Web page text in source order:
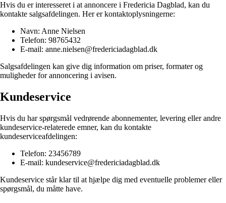
Hvis du er interesseret i at annoncere i Fredericia Dagblad, kan du
kontakte salgsafdelingen. Her er kontaktoplysningerne:
Navn: Anne Nielsen
Telefon: 98765432
E-mail: anne.nielsen@fredericiadagblad.dk
Salgsafdelingen kan give dig information om priser, formater og
muligheder for annoncering i avisen.
Kundeservice
Hvis du har spørgsmål vedrørende abonnementer, levering eller andre
kundeservice-relaterede emner, kan du kontakte
kundeserviceafdelingen:
Telefon: 23456789
E-mail: kundeservice@fredericiadagblad.dk
Kundeservice står klar til at hjælpe dig med eventuelle problemer eller
spørgsmål, du måtte have.